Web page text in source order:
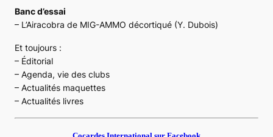
Banc d’essai
– L’Airacobra de MIG-AMMO décortiqué (Y. Dubois)
Et toujours :
– Éditorial
– Agenda, vie des clubs
– Actualités maquettes
– Actualités livres